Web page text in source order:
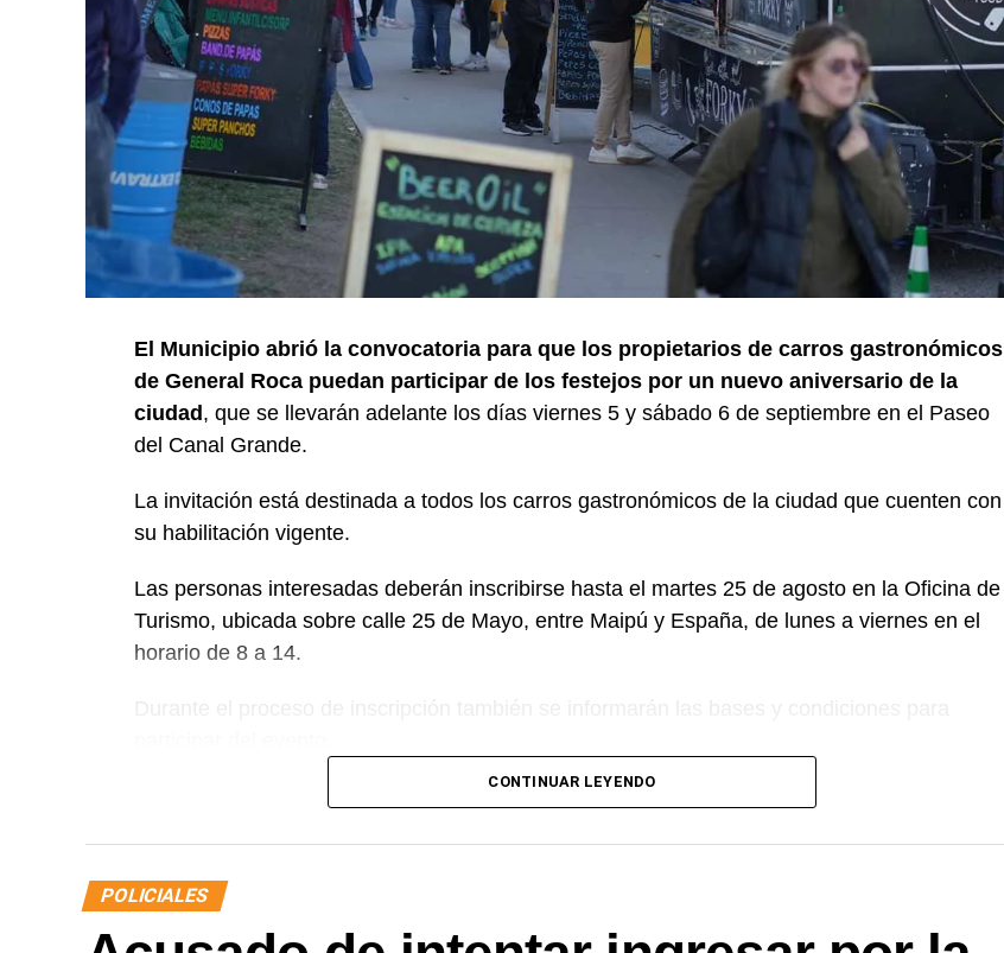
El Municipio abrió la convocatoria para que los propietarios de carros gastronómicos
de General Roca puedan participar de los festejos por un nuevo aniversario de la
ciudad , que se llevarán adelante los días viernes 5 y sábado 6 de septiembre en el Paseo
del Canal Grande.
La invitación está destinada a todos los carros gastronómicos de la ciudad que cuenten con
su habilitación vigente.
Las personas interesadas deberán inscribirse hasta el martes 25 de agosto en la Oficina de
Turismo, ubicada sobre calle 25 de Mayo, entre Maipú y España, de lunes a viernes en el
horario de 8 a 14.
CONTINUAR LEYENDO
POLICIALES